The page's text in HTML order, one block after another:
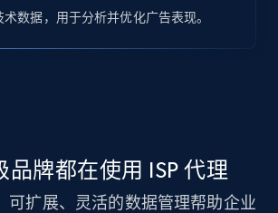
数据，用于分析并优化广告表现。
品牌都在使用 ISP 代理
可扩展、灵活的数据管理帮助企业